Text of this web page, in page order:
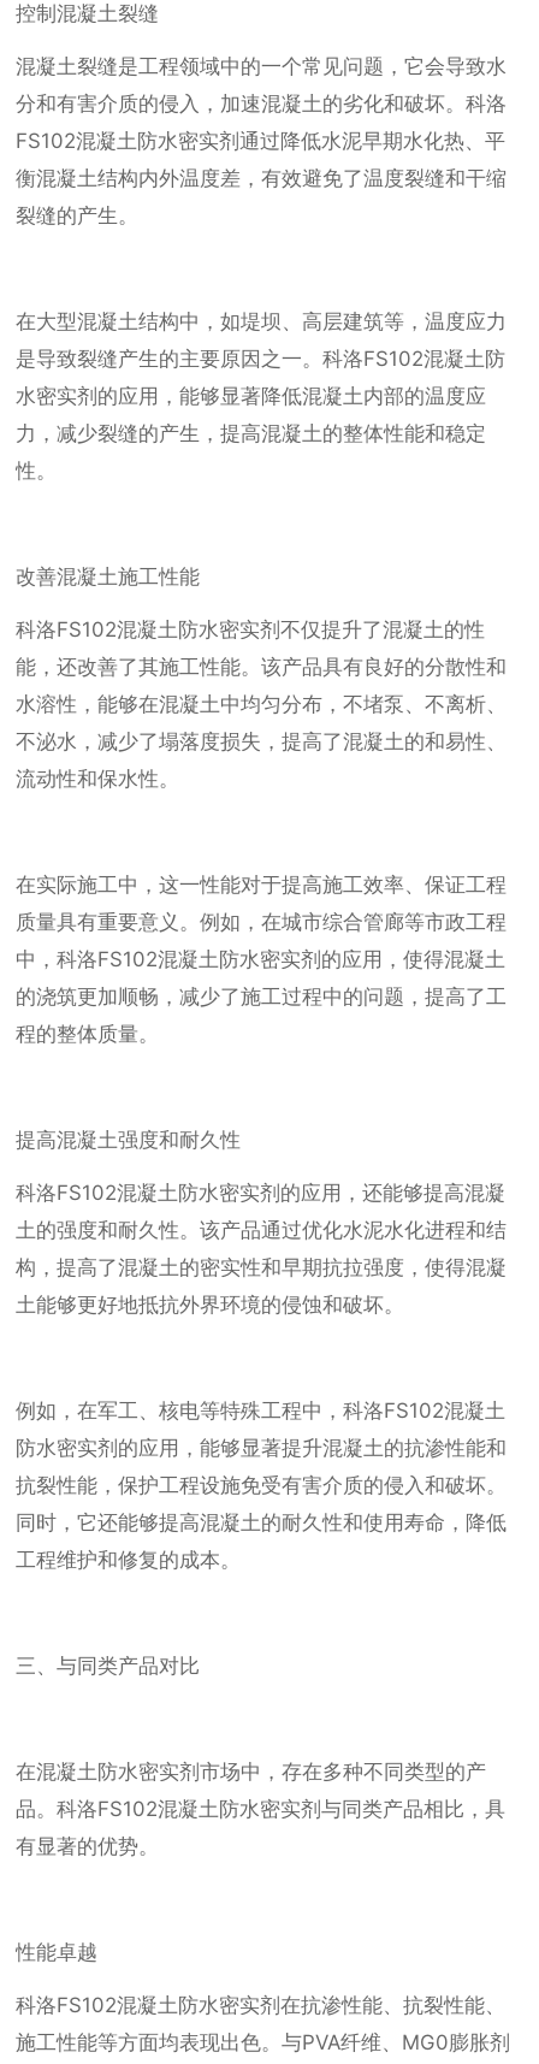
控制混凝土裂缝
混凝土裂缝是工程领域中的一个常见问题，它会导致水
分和有害介质的侵入，加速混凝土的劣化和破坏。科洛
FS102混凝土防水密实剂通过降低水泥早期水化热、平
衡混凝土结构内外温度差，有效避免了温度裂缝和干缩
裂缝的产生。
在大型混凝土结构中，如堤坝、高层建筑等，温度应力
是导致裂缝产生的主要原因之一。科洛FS102混凝土防
水密实剂的应用，能够显著降低混凝土内部的温度应
力，减少裂缝的产生，提高混凝土的整体性能和稳定
性。
改善混凝土施工性能
科洛FS102混凝土防水密实剂不仅提升了混凝土的性
能，还改善了其施工性能。该产品具有良好的分散性和
水溶性，能够在混凝土中均匀分布，不堵泵、不离析、
不泌水，减少了塌落度损失，提高了混凝土的和易性、
流动性和保水性。
在实际施工中，这一性能对于提高施工效率、保证工程
质量具有重要意义。例如，在城市综合管廊等市政工程
中，科洛FS102混凝土防水密实剂的应用，使得混凝土
的浇筑更加顺畅，减少了施工过程中的问题，提高了工
程的整体质量。
提高混凝土强度和耐久性
科洛FS102混凝土防水密实剂的应用，还能够提高混凝
土的强度和耐久性。该产品通过优化水泥水化进程和结
构，提高了混凝土的密实性和早期抗拉强度，使得混凝
土能够更好地抵抗外界环境的侵蚀和破坏。
例如，在军工、核电等特殊工程中，科洛FS102混凝土
防水密实剂的应用，能够显著提升混凝土的抗渗性能和
抗裂性能，保护工程设施免受有害介质的侵入和破坏。
同时，它还能够提高混凝土的耐久性和使用寿命，降低
工程维护和修复的成本。
三、与同类产品对比
在混凝土防水密实剂市场中，存在多种不同类型的产
品。科洛FS102混凝土防水密实剂与同类产品相比，具
有显著的优势。
性能卓越
科洛FS102混凝土防水密实剂在抗渗性能、抗裂性能、
施工性能等方面均表现出色。与PVA纤维、MG0膨胀剂